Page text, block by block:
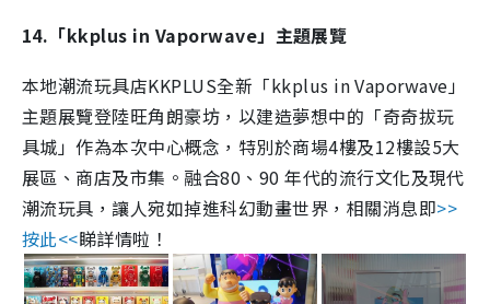
14.「kkplus in Vaporwave」主題展覽
本地潮流玩具店KKPLUS全新「kkplus in Vaporwave」
主題展覽登陸旺角朗豪坊，以建造夢想中的「奇奇拔玩
具城」作為本次中心概念，特別於商場4樓及12樓設5大
展區、商店及市集。融合80、90 年代的流行文化及現代
潮流玩具，讓人宛如掉進科幻動畫世界，相關消息即>>
按此<<睇詳情啦！